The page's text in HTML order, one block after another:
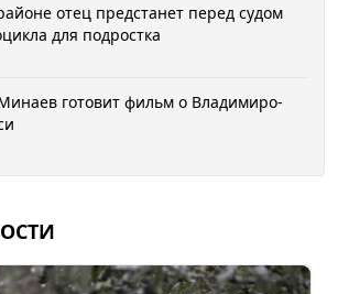
отец предстанет перед судом
для подростка
готовит фильм о Владимиро-